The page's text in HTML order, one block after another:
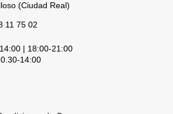
(Ciudad Real)
11 75 02
| 18:00-21:00
14:00